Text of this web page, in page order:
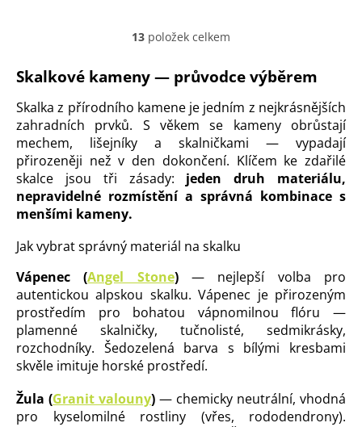
O
l
á
d
a
c
í
p
r
v
v
ý
i
s
u
13 položek celkem
Skalkové kameny — průvodce výběrem
Skalka z přírodního kamene je jedním z nejkrásnějších
zahradních prvků. S věkem se kameny obrůstají
mechem, lišejníky a skalničkami — vypadají
přirozeněji než v den dokončení. Klíčem ke zdařilé
skalce jsou tři zásady: jeden druh materiálu,
nepravidelné rozmístění a správná kombinace s
menšími kameny.
Jak vybrat správný materiál na skalku
Vápenec (Angel Stone)— nejlepší volba pro
autentickou alpskou skalku. Vápenec je přirozeným
prostředím pro bohatou vápnomilnou flóru —
plamenné skalničky, tučnolisté, sedmikrásky,
rozchodníky. Šedozelená barva s bílými kresbami
skvěle imituje horské prostředí.
Žula (Granit valouny) — chemicky neutrální, vhodná
pro kyselomilné rostliny (vřes, rododendrony).